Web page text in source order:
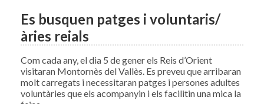
Es busquen patges i voluntaris/
àries reials
Com cada any, el dia 5 de gener els Reis d’Orient
visitaran Montornès del Vallès. Es preveu que arribaran
molt carregats i necessitaran patges i persones adultes
voluntàries que els acompanyin i els facilitin una mica la